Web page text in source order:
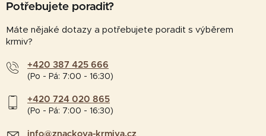
Potřebujete poradit?
Máte nějaké dotazy a potřebujete poradit s výběrem
krmiv?
+420 387 425 666
(Po - Pá: 7:00 - 16:30)
+420 724 020 865
(Po - Pá: 7:00 - 16:30)
info@znackova-krmiva.cz